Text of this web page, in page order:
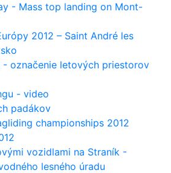
- Mass top landing on Mont-
2012 – Saint André les
- označenie letových priestorov
- video
padákov
championships 2012
vozidlami na Straník -
lesného úradu